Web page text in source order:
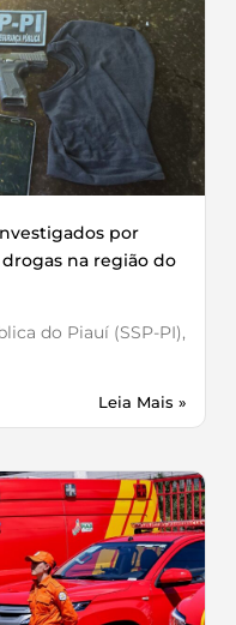
por
na região do
do Piauí (SSP-PI),
Leia Mais »